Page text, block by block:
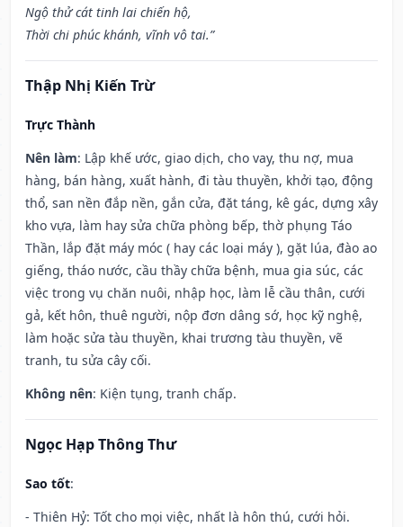
Ngộ thử cát tinh lai chiến hộ,
Thời chi phúc khánh, vĩnh vô tai.”
Thập Nhị Kiến Trừ
Trực Thành
Nên làm: Lập khế ước, giao dịch, cho vay, thu nợ, mua
hàng, bán hàng, xuất hành, đi tàu thuyền, khởi tạo, động
thổ, san nền đắp nền, gắn cửa, đặt táng, kê gác, dựng xây
kho vựa, làm hay sửa chữa phòng bếp, thờ phụng Táo
Thần, lắp đặt máy móc ( hay các loại máy ), gặt lúa, đào ao
giếng, tháo nước, cầu thầy chữa bệnh, mua gia súc, các
việc trong vụ chăn nuôi, nhập học, làm lễ cầu thân, cưới
gả, kết hôn, thuê người, nộp đơn dâng sớ, học kỹ nghệ,
làm hoặc sửa tàu thuyền, khai trương tàu thuyền, vẽ
tranh, tu sửa cây cối.
Không nên: Kiện tụng, tranh chấp.
Ngọc Hạp Thông Thư
Sao tốt:
- Thiên Hỷ: Tốt cho mọi việc, nhất là hôn thú, cưới hỏi.